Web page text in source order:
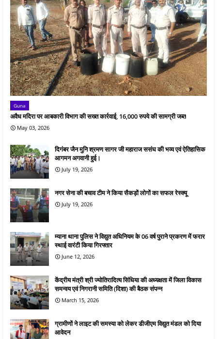
Guna
अवैध मदिरा पर आबकारी विभाग की सख्त कार्रवाई, 16,000 रुपये की सामग्री जब्त
May 03, 2026
दिगंबर जैन मुनि श्रमण सागर जी महाराज ससंघ की भव्य एवं ऐतिहासिक
आगमन अगवानी हुई।
July 19, 2026
नगर सेना की बचाव टीम ने किया सैकड़ों लोगों का सफल रेस्क्यू
July 19, 2026
म्याना थाना पुलिस ने विद्युत अधिनियम के 06 वर्ष पुराने प्रकरण में फरार
स्थाई वारंटी किया गिरफ्तार
June 12, 2026
केंद्रीय मंत्री श्री ज्योतिरादित्य सिंधिया की अध्यक्षता में जिला विकास
समन्वय एवं निगरानी समिति (दिशा) की बैठक संपन्न
March 15, 2026
ग्रामीणों ने लाइट की समस्या को लेकर डीजीएम विद्युत मंडल को दिया
आवेदन